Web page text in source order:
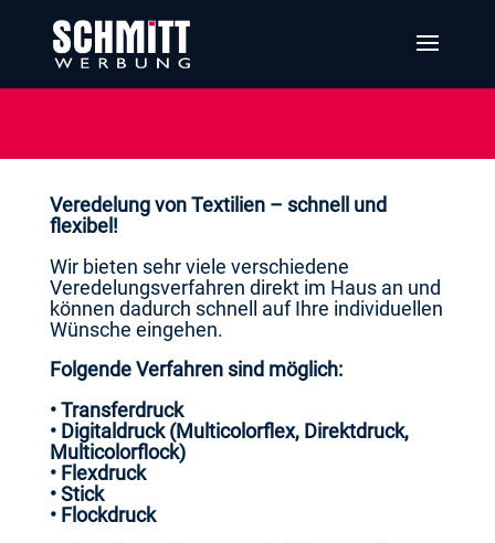
Veredelung von Textilien – schnell und
flexibel!
Wir bieten sehr viele verschiedene
Veredelungsverfahren direkt im Haus an und
können dadurch schnell auf Ihre individuellen
Wünsche eingehen.
Folgende Verfahren sind möglich:
• Transferdruck
• Digitaldruck (Multicolorflex, Direktdruck,
Multicolorflock)
• Flexdruck
• Stick
• Flockdruck